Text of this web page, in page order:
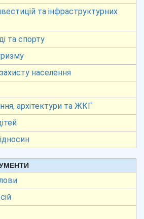
та інфраструктурних
та спорту
населення
архітектури та ЖКГ